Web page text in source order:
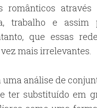
românticos através
trabalho e assim
que essas
mais irrelevantes.
análise de
ter substituído em